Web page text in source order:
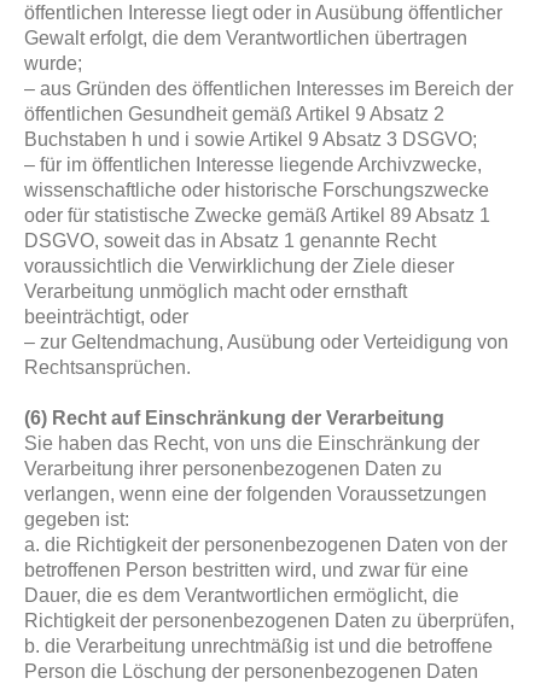
öffentlichen Interesse liegt oder in Ausübung öffentlicher
Gewalt erfolgt, die dem Verantwortlichen übertragen
wurde;
– aus Gründen des öffentlichen Interesses im Bereich der
öffentlichen Gesundheit gemäß Artikel 9 Absatz 2
Buchstaben h und i sowie Artikel 9 Absatz 3 DSGVO;
– für im öffentlichen Interesse liegende Archivzwecke,
wissenschaftliche oder historische Forschungszwecke
oder für statistische Zwecke gemäß Artikel 89 Absatz 1
DSGVO, soweit das in Absatz 1 genannte Recht
voraussichtlich die Verwirklichung der Ziele dieser
Verarbeitung unmöglich macht oder ernsthaft
beeinträchtigt, oder
– zur Geltendmachung, Ausübung oder Verteidigung von
Rechtsansprüchen.
(6) Recht auf Einschränkung der Verarbeitung
Sie haben das Recht, von uns die Einschränkung der
Verarbeitung ihrer personenbezogenen Daten zu
verlangen, wenn eine der folgenden Voraussetzungen
gegeben ist:
a. die Richtigkeit der personenbezogenen Daten von der
betroffenen Person bestritten wird, und zwar für eine
Dauer, die es dem Verantwortlichen ermöglicht, die
Richtigkeit der personenbezogenen Daten zu überprüfen,
b. die Verarbeitung unrechtmäßig ist und die betroffene
Person die Löschung der personenbezogenen Daten